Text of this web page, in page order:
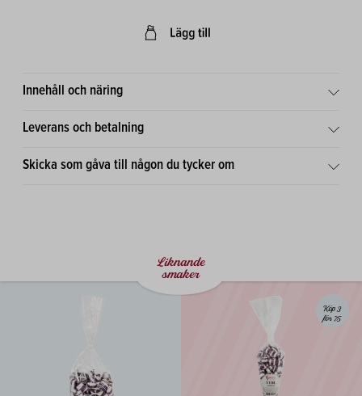
Innehåll och näring
Leverans och betalning
Skicka som gåva till någon du tycker om
Liknande
smaker
Köp 3
för 75